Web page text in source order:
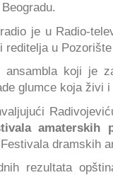
je u Radio-
reditelja u
ansambla koji je
glumce koja živi i
amaterskih
dramskih
rezultata